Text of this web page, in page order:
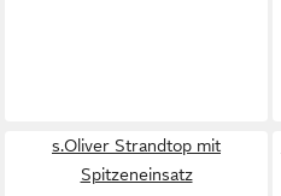
s.Oliver Strandtop mit
Spitzeneinsatz